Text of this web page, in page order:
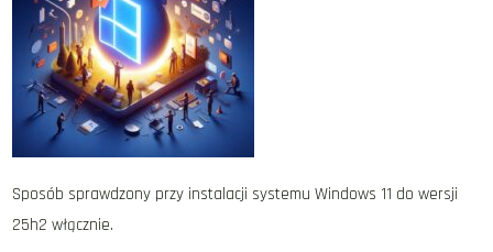
Sposób sprawdzony przy instalacji systemu Windows 11 do wersji
25h2 włącznie.